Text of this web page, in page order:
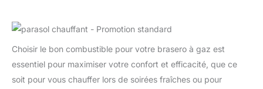
Choisir le bon combustible pour votre brasero à gaz est
essentiel pour maximiser votre confort et efficacité, que ce
soit pour vous chauffer lors de soirées fraîches ou pour